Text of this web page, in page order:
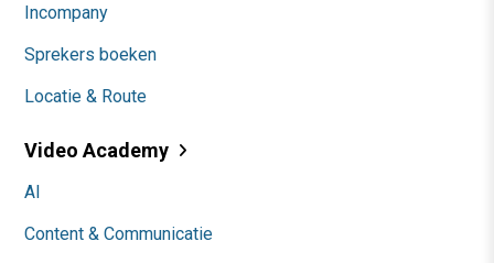
Incompany
Sprekers boeken
Locatie & Route
Video Academy
AI
Content & Communicatie